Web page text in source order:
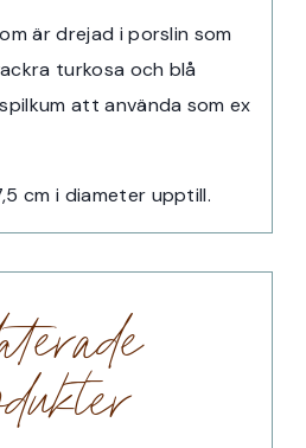
är drejad i porslin som
turkosa och blå
att använda som ex
cm i diameter upptill.